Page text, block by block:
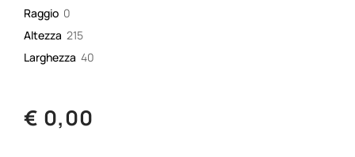
Raggio 0
Altezza 215
Larghezza 40
€ 0,00